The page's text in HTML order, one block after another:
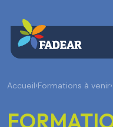
Accueil›Formations à venir›